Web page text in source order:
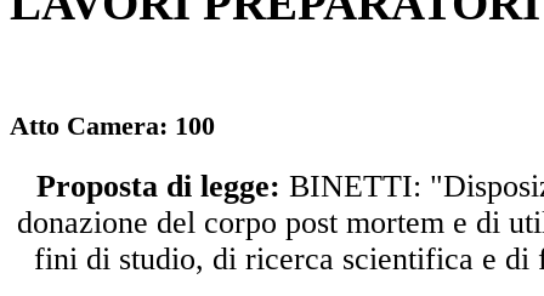
Atto Camera: 100
Proposta di legge: BINETTI:
donazione del corpo post mortem e di
fini di studio, di ricerca scientifica e di